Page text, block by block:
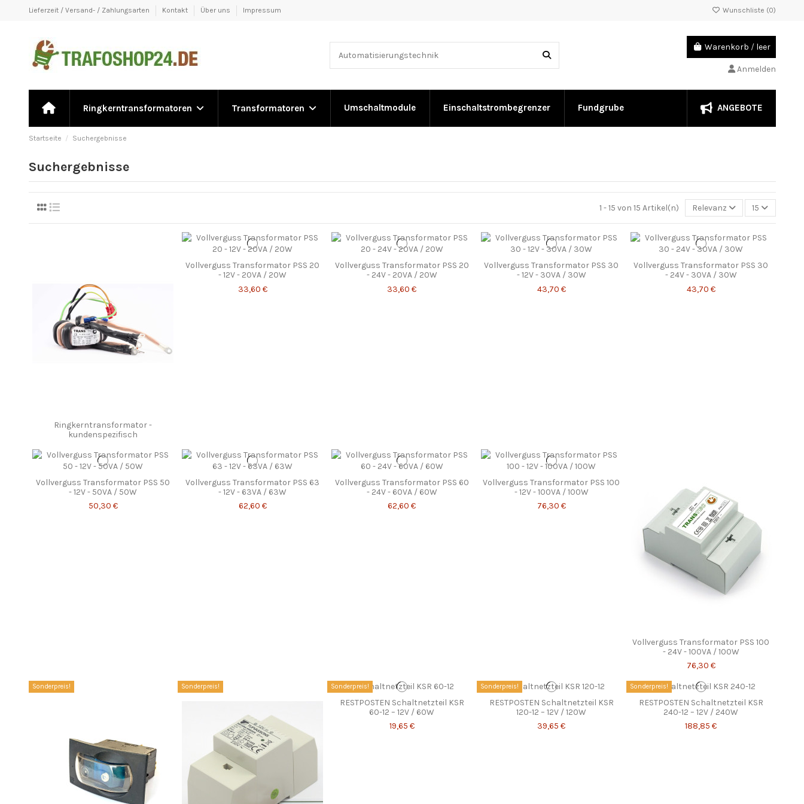
Lieferzeit / Versand- / Zahlungsarten Kontakt Über uns Impressum Wunschliste (0)
Warenkorb / leer
Anmelden
Ringkerntransformatoren Transformatoren Umschaltmodule Einschaltstrombegrenzer Fundgrube ANGEBOTE
Startseite Suchergebnisse
Suchergebnisse
1 - 15 von 15 Artikel(n) Relevanz 15
Ringkerntransformator -
kundenspezifisch
Vollverguss Transformator PSS 20
- 12V - 20VA / 20W
33,60 €
Vollverguss Transformator PSS 20
- 24V - 20VA / 20W
33,60 €
Vollverguss Transformator PSS 30
- 12V - 30VA / 30W
43,70 €
Vollverguss Transformator PSS 30
- 24V - 30VA / 30W
43,70 €
Vollverguss Transformator PSS 50
- 12V - 50VA / 50W
50,30 €
Vollverguss Transformator PSS 63
- 12V - 63VA / 63W
62,60 €
Vollverguss Transformator PSS 60
- 24V - 60VA / 60W
62,60 €
Vollverguss Transformator PSS 100
- 12V - 100VA / 100W
76,30 €
Vollverguss Transformator PSS 100
- 24V - 100VA / 100W
76,30 €
Sonderpreis! Sonderpreis! Sonderpreis!
RESTPOSTEN Schaltnetzteil KSR
60-12 – 12V / 60W
19,65 €
Sonderpreis!
RESTPOSTEN Schaltnetzteil KSR
120-12 – 12V / 120W
39,65 €
Sonderpreis!
RESTPOSTEN Schaltnetzteil KSR
240-12 – 12V / 240W
188,85 €